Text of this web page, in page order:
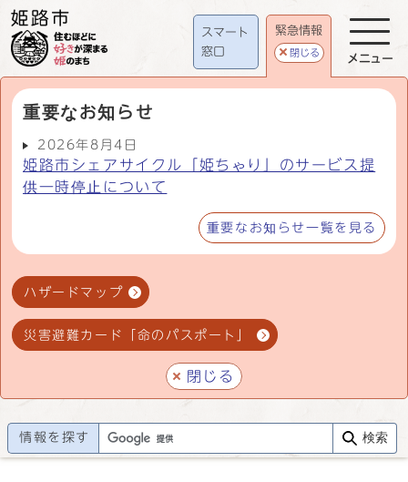
スマート
窓口
緊急情報
閉じる
重要なお知らせ
2026年8月4日
姫路市シェアサイクル「姫ちゃり」のサービス提
供一時停止について
重要なお知らせ一覧を見る
ハザードマップ
災害避難カード「命のパスポート」
閉じる
メニュー
情報を探す 検索